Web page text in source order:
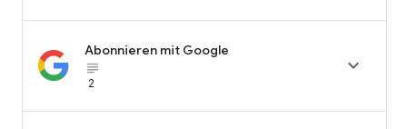
Abonnieren mit Google
subject_black
2
